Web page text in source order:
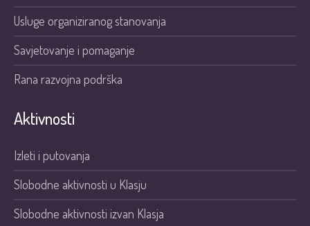
Usluge organiziranog stanovanja
Savjetovanje i pomaganje
Rana razvojna podrška
Aktivnosti
Izleti i putovanja
Slobodne aktivnosti u Klasju
Slobodne aktivnosti izvan Klasja